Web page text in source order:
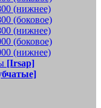
(нижнее)
(боковое)
(нижнее)
(боковое)
(нижнее)
[Irsap]